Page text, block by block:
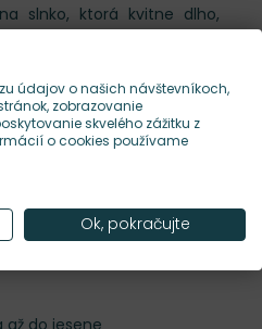
slnko, ktorá kvitne dlho,
– drží farbu, drží tvar a
Dorastá približne do 40
strihaní kvitne od júna až
človeka, ktorý chce mať
Kokarda 'Mesa
do jesene
údajov o našich návštevníkoch,
zobrazovanie
skvelého zážitku z
o cookies používame
Ok, pokračujte